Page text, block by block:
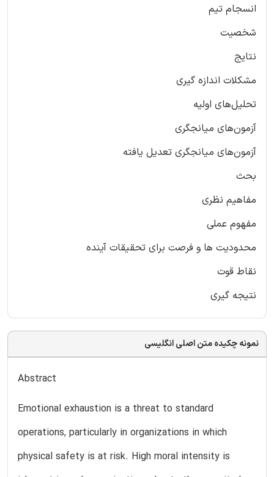
انسجام تیم
شخصیت
نتایج
مشکلات اندازه گیری
تحلیل‌های اولیه
آزمون‌های میانجگری
آزمون‌های میانجگری تعدیل یافته
بحث
مفاهیم نظری
مفهوم عملی
محدودیت ها و فرصت برای تحقیقات آینده
نقاط قوت
نتیجه گیری
نمونه چکیده متن اصلی انگلیسی
Abstract
Emotional exhaustion is a threat to standard
operations, particularly in organizations in which
physical safety is at risk. High moral intensity is